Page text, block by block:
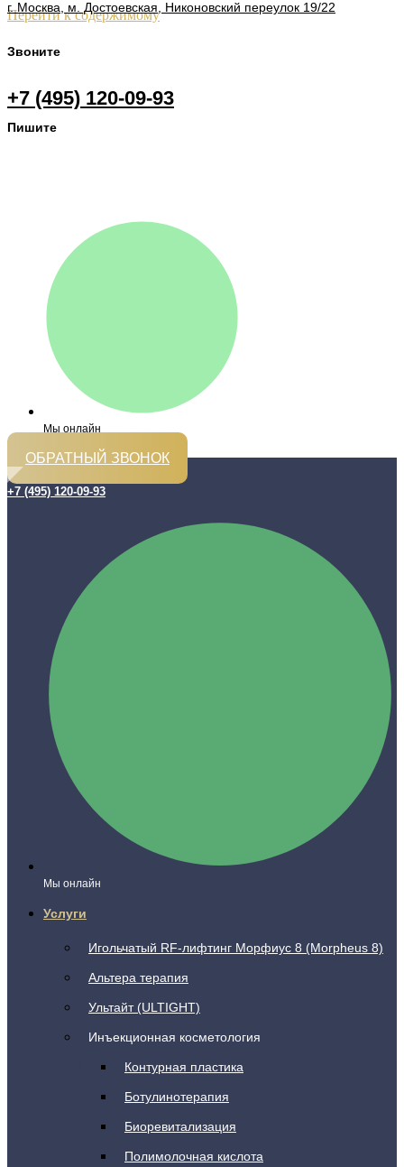
Перейти к содержимому
г. Москва, м. Достоевская, Никоновский переулок 19/22
Звоните
+7 (495) 120-09-93
Пишите
Мы онлайн
ОБРАТНЫЙ ЗВОНОК
+7 (495) 120-09-93
Мы онлайн
Услуги
Игольчатый RF-лифтинг Морфиус 8 (Morpheus 8)
Альтера терапия
Ультайт (ULTIGHT)
Инъекционная косметология
Контурная пластика
Ботулинотерапия
Биоревитализация
Полимолочная кислота